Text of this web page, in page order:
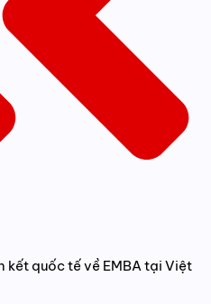
kết quốc tế về EMBA tại Việt